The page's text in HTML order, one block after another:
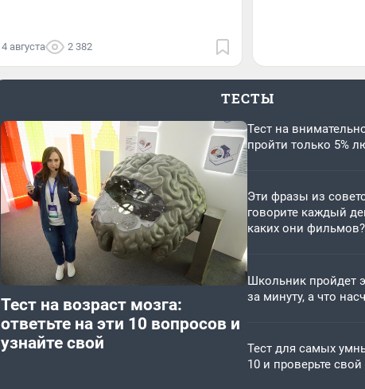
4 августа 2 382
ТЕСТЫ
Тест на возраст мозга:
ответьте на эти 10 вопросов и
узнайте свой
Тест на
пройти только 5%
Эти фразы из
говорите каждый
каких они
Школьник пройдет
за минуту, а что
Тест для самых
10 и проверьте свой